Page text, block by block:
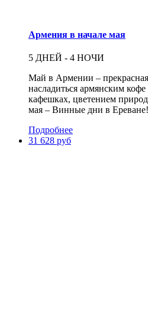
Армения в начале мая
5 ДНЕЙ - 4 НОЧИ
Май в Армении –
насладиться армянским
кафешках, цветением
мая – Винные дни в Ереване!
Подробнее
31 628 руб